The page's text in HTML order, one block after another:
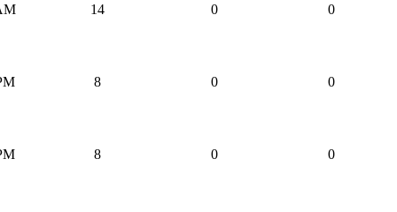
14 0 0
8 0 0
8 0 0